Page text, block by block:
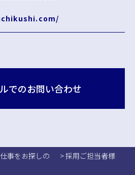
でのお問い合わせ
事をお探しの > 採用ご担当者様